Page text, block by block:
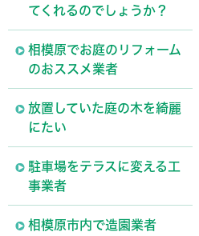
てくれるのでしょうか？
相模原でお庭のリフォーム
のおススメ業者
放置していた庭の木を綺麗
にたい
駐車場をテラスに変える工
事業者
相模原市内で造園業者